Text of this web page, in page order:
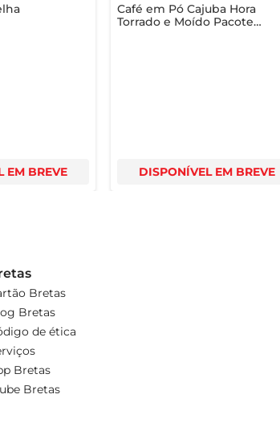
EM BREVE
Café em Pó Cajuba Hora
Torrado e Moído Pacote
DISPONÍVEL EM BREVE
Bretas
Bretas
de ética
Bretas
Bretas